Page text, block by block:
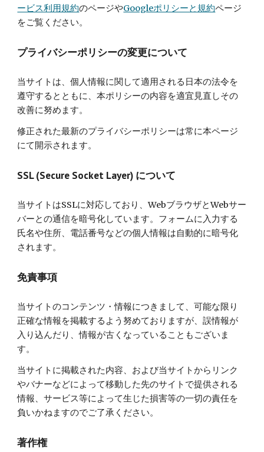
ービス利用規約のページやGoogleポリシーと規約ページ
をご覧ください。
プライバシーポリシーの変更について
当サイトは、個人情報に関して適用される日本の法令を
遵守するとともに、本ポリシーの内容を適宜見直しその
改善に努めます。
修正された最新のプライバシーポリシーは常に本ページ
にて開示されます。
SSL (Secure Socket Layer) について
当サイトはSSLに対応しており、WebブラウザとWebサー
バーとの通信を暗号化しています。フォームに入力する
氏名や住所、電話番号などの個人情報は自動的に暗号化
されます。
免責事項
当サイトのコンテンツ・情報につきまして、可能な限り
正確な情報を掲載するよう努めておりますが、誤情報が
入り込んだり、情報が古くなっていることもございま
す。
当サイトに掲載された内容、および当サイトからリンク
やバナーなどによって移動した先のサイトで提供される
情報、サービス等によって生じた損害等の一切の責任を
負いかねますのでご了承ください。
著作権